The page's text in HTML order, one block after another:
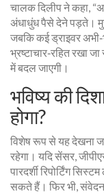
चालक दिलीप ने कहा,
अंधाधुंध पैसे देने पड़ते।
जबकि कई ड्राइवर
भ्रष्टाचार‑रहित रखा
में बदल जाएगी।
भविष्य की
होगा?
विशेष रूप से यह देखना
रहेगा। यदि सेंसर,
पारदर्शी रिपोर्टिंग
सकते हैं। फिर भी,